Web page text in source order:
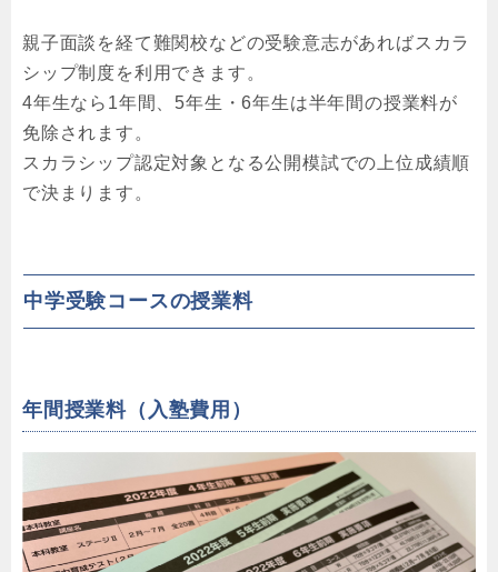
親子面談を経て難関校などの受験意志があればスカラ
シップ制度を利用できます。
4年生なら1年間、5年生・6年生は半年間の授業料が
免除されます。
スカラシップ認定対象となる公開模試での上位成績順
で決まります。
中学受験コースの授業料
年間授業料（入塾費用）